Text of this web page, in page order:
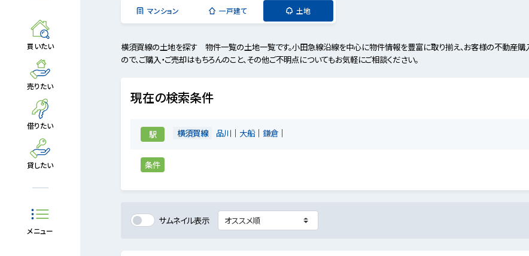
買いたい
売りたい
借りたい
貸したい
メニュー
マンション 一戸建て 土地
横須賀線の土地を探す 物件一覧の土地一覧です。小田急線沿線を中心に物件情報を豊富に取り揃え、お客様の不動産購
ので、ご購入・ご売却はもちろんのこと、その他ご不明点についてもお気軽にご相談ください。
現在の検索条件
駅 横須賀線 品川 大船 鎌倉
条件
サムネイル表示